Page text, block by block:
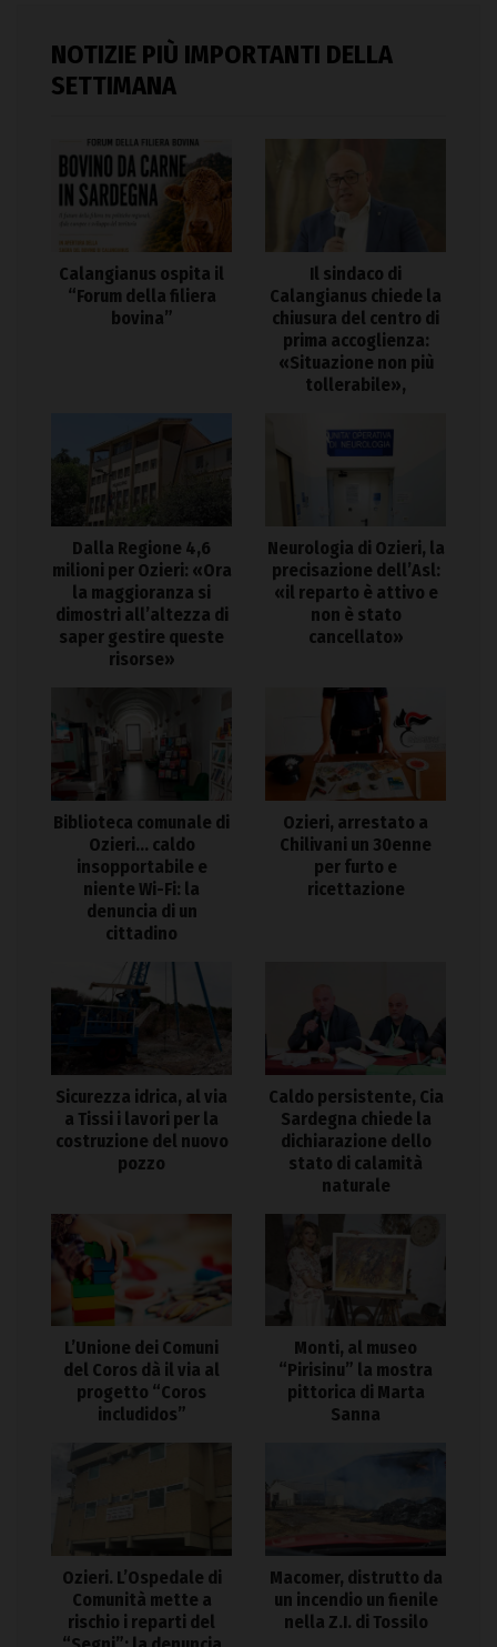
NOTIZIE PIÙ IMPORTANTI DELLA
SETTIMANA
Calangianus ospita il
“Forum della filiera
bovina”
Il sindaco di
Calangianus chiede la
chiusura del centro di
prima accoglienza:
«Situazione non più
tollerabile»,
Dalla Regione 4,6
milioni per Ozieri: «Ora
la maggioranza si
dimostri all’altezza di
saper gestire queste
risorse»
Neurologia di Ozieri, la
precisazione dell’Asl:
«il reparto è attivo e
non è stato
cancellato»
Biblioteca comunale di
Ozieri… caldo
insopportabile e
niente Wi-Fi: la
denuncia di un
cittadino
Ozieri, arrestato a
Chilivani un 30enne
per furto e
ricettazione
Sicurezza idrica, al via
a Tissi i lavori per la
costruzione del nuovo
pozzo
Caldo persistente, Cia
Sardegna chiede la
dichiarazione dello
stato di calamità
naturale
L’Unione dei Comuni
del Coros dà il via al
progetto “Coros
includidos”
Monti, al museo
“Pirisinu” la mostra
pittorica di Marta
Sanna
Ozieri. L’Ospedale di
Comunità mette a
rischio i reparti del
Macomer, distrutto da
un incendio un fienile
nella Z.I. di Tossilo